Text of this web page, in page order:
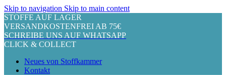
Skip to navigation Skip to main content
STOFFE AUF LAGER
VERSANDKOSTENFREI AB 75€
SCHREIBE UNS AUF WHATSAPP
CLICK & COLLECT
Neues von Stoffkammer
Kontakt